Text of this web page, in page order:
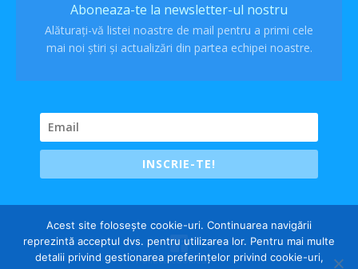
Aboneaza-te la newsletter-ul nostru
Alăturați-vă listei noastre de mail pentru a primi cele
mai noi știri și actualizări din partea echipei noastre.
INSCRIE-TE!
Politica cookies
Acest site folosește cookie-uri. Continuarea navigării
reprezintă acceptul dvs. pentru utilizarea lor. Pentru mai multe
detalii privind gestionarea preferințelor privind cookie-uri,